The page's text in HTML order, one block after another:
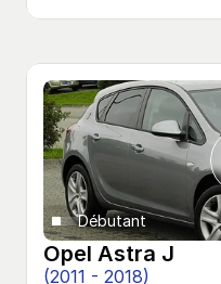
Débutant
Opel Astra J
(2011 - 2018)